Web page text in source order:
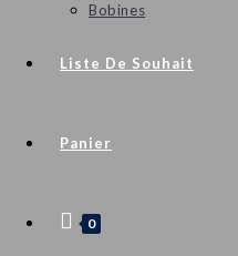
Bobines
Liste De Souhait
Panier
0